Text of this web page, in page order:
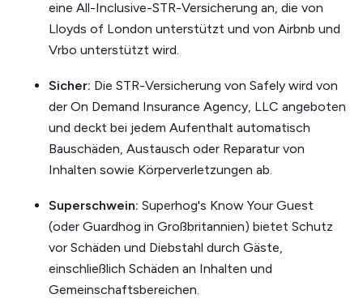
eine All-Inclusive-STR-Versicherung an, die von
Lloyds of London unterstützt und von Airbnb und
Vrbo unterstützt wird.
Sicher: Die STR-Versicherung von Safely wird von
der On Demand Insurance Agency, LLC angeboten
und deckt bei jedem Aufenthalt automatisch
Bauschäden, Austausch oder Reparatur von
Inhalten sowie Körperverletzungen ab.
Superschwein: Superhog's Know Your Guest
(oder Guardhog in Großbritannien) bietet Schutz
vor Schäden und Diebstahl durch Gäste,
einschließlich Schäden an Inhalten und
Gemeinschaftsbereichen.